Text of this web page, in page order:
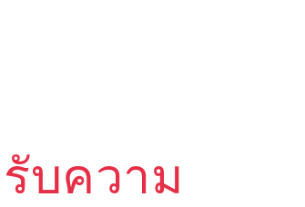
บความ